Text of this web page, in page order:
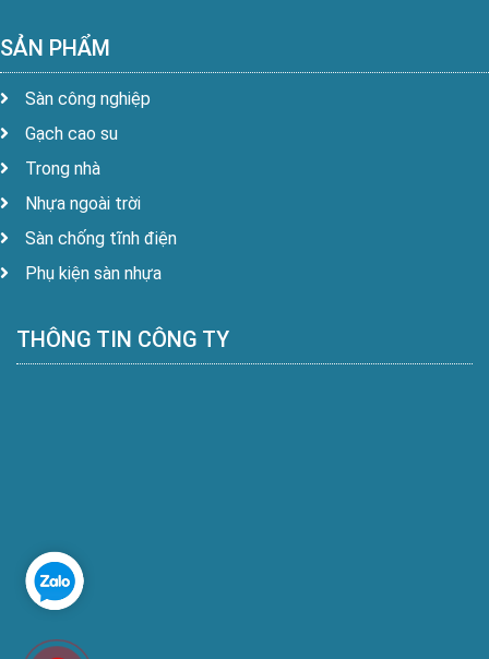
SẢN PHẨM
Sàn công nghiệp
Gạch cao su
Trong nhà
Nhựa ngoài trời
Sàn chống tĩnh điện
Phụ kiện sàn nhựa
THÔNG TIN CÔNG TY